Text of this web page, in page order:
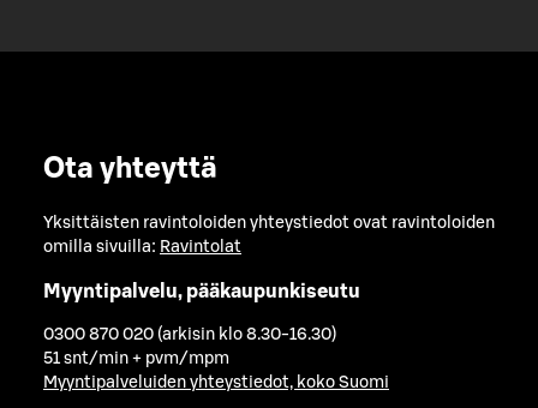
Ota yhteyttä
Yksittäisten ravintoloiden yhteystiedot ovat ravintoloiden
omilla sivuilla: Ravintolat
Myyntipalvelu, pääkaupunkiseutu
0300 870 020 (arkisin klo 8.30-16.30)
51 snt/min + pvm/mpm
Myyntipalveluiden yhteystiedot, koko Suomi